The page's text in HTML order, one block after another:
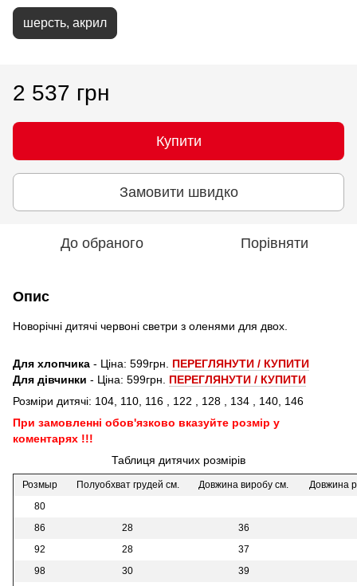
шерсть, акрил
2 537 грн
Купити
Замовити швидко
До обраного Порівняти
Опис
Новорічні дитячі червоні светри з оленями для двох.
Для хлопчика - Ціна: 599грн. ПЕРЕГЛЯНУТИ / КУПИТИ
Для дівчинки - Ціна: 599грн. ПЕРЕГЛЯНУТИ / КУПИТИ
Розміри дитячі: 104, 110, 116 , 122 , 128 , 134 , 140, 146
При замовленні обов'язково вказуйте розмір у
коментарях !!!
Таблиця дитячих розмірів
Розмыр Полуобхват грудей см. Довжина виробу см.
Довжина
80
86
28
36
92
28
37
98
30
39